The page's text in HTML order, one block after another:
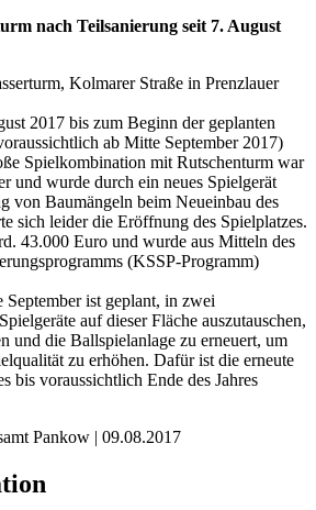
nach Teilsanierung seit 7. August
Kolmarer Straße in Prenzlauer
2017 bis zum Beginn der geplanten
ab Mitte September 2017)
Spielkombination mit Rutschenturm war
und wurde durch ein neues Spielgerät
von Baumängeln beim Neueinbau des
sich leider die Eröffnung des Spielplatzes.
43.000 Euro und wurde aus Mitteln des
(KSSP-Programm)
ist geplant, in zwei
auf dieser Fläche auszutauschen,
und die Ballspielanlage zu erneuert, um
zu erhöhen. Dafür ist die erneute
bis voraussichtlich Ende des Jahres
Pankow | 09.08.2017